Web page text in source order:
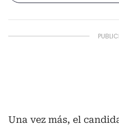
Una vez más, el